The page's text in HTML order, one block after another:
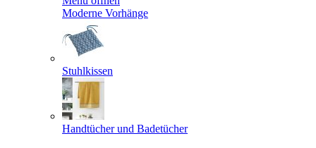
Moderne Vorhänge
Stuhlkissen
Handtücher und Badetücher